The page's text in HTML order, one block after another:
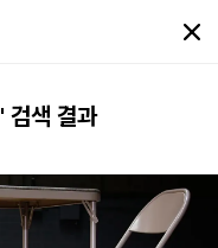
' 검색 결과